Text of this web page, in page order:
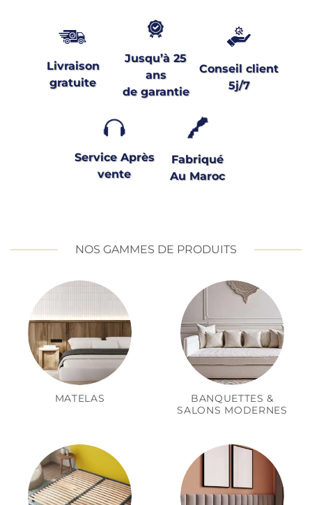
Livraison
gratuite
Jusqu’à 25
ans
de garantie
Conseil client
5j/7
Service Après
vente
Fabriqué
Au Maroc
NOS GAMMES DE PRODUITS
MATELAS
BANQUETTES &
SALONS MODERNES